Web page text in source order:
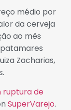
médio por
da cerveja
ao mês
Zacharias,
ruptura de
SuperVarejo.